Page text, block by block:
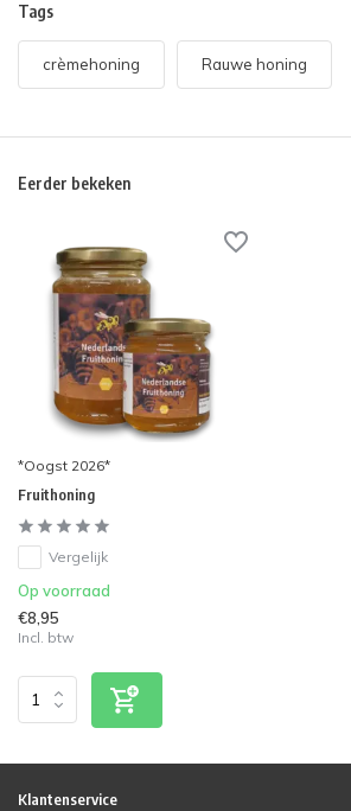
Tags
crèmehoning Rauwe honing
Eerder bekeken
*Oogst 2026*
Fruithoning
Vergelijk
Op voorraad
€8,95
Incl. btw
Klantenservice